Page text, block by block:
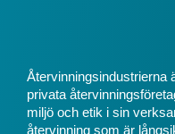
Återvinningsindustrierna
privata
miljö och etik i sin
återvinning som är